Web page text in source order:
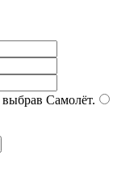
Самолёт.